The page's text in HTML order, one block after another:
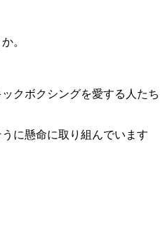
。
クボクシングを愛する人たち
に懸命に取り組んでいます